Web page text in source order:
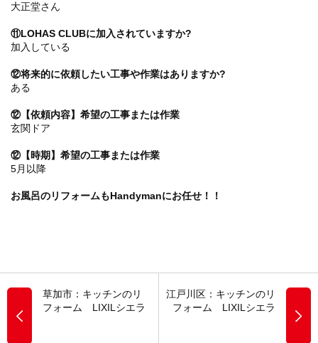
大正堂さん
⑪LOHAS CLUBに加入されていますか?
加入している
⑫将来的に依頼したい工事や作業はありますか?
ある
⑫【依頼内容】希望の工事または作業
玄関ドア
⑫【時期】希望の工事または作業
5月以降
お風呂のリフォームもHandymanにお任せ！！
草加市：キッチンのリ
フォーム LIXILシエラ
江戸川区：キッチンのリ
フォーム LIXILシエラ